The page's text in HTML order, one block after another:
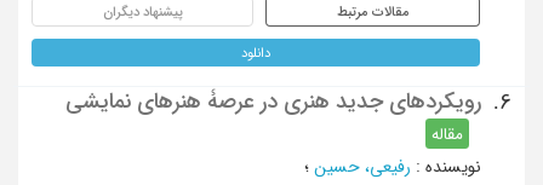
مقالات مرتبط پیشنهاد دیگران
دانلود
6. رویکردهای جدید هنری در عرصۀ هنرهای نمایشی
مقاله
نویسنده : رفیعی، حسین ؛